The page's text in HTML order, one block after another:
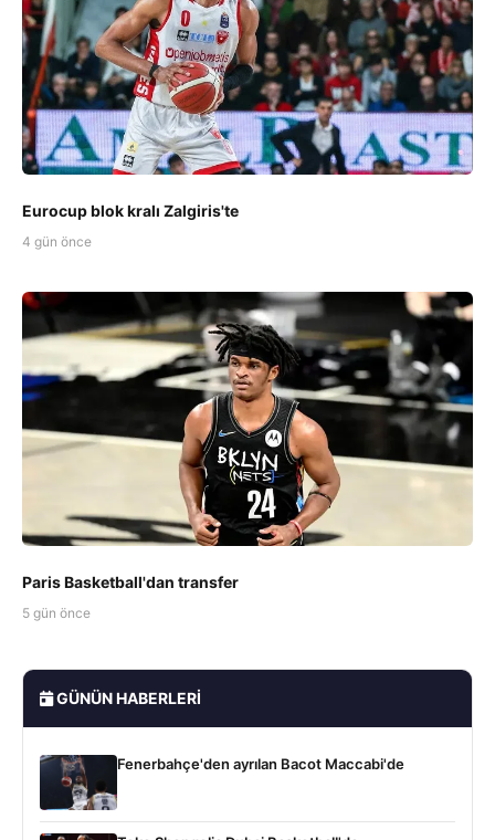
Eurocup blok kralı Zalgiris'te
4 gün önce
Paris Basketball'dan transfer
5 gün önce
GÜNÜN HABERLERI
Fenerbahçe'den ayrılan Bacot Maccabi'de